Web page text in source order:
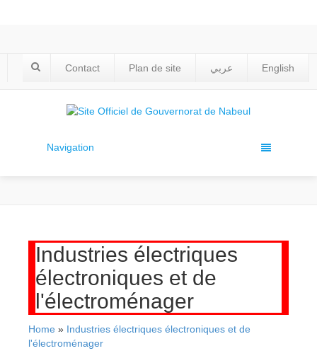
Contact Plan de site عربي English
Navigation
Industries électriques
électroniques et de
l'électroménager
Home » Industries électriques électroniques et de
l'électroménager